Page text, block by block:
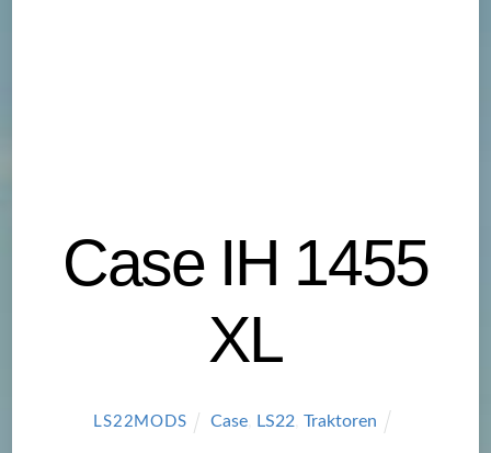
Case IH 1455
XL
LS22MODS Case, LS22 Traktoren